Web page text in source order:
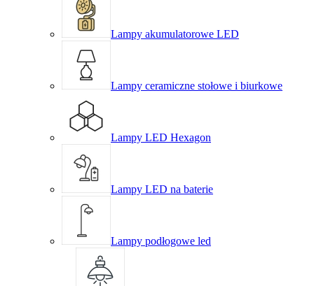
Lampy akumulatorowe LED
Lampy ceramiczne stołowe i biurkowe
Lampy LED Hexagon
Lampy LED na baterie
Lampy podłogowe led